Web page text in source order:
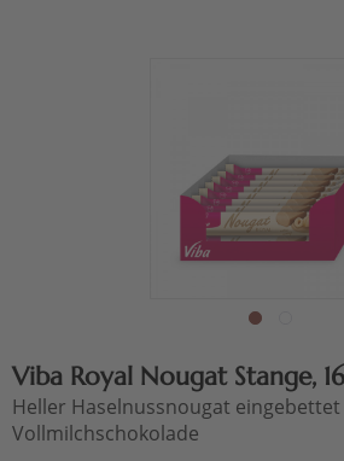
Viba Royal Nougat Stange,
Heller Haselnussnougat eingebettet
Vollmilchschokolade